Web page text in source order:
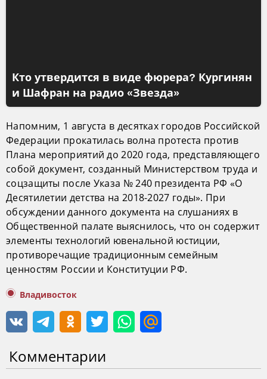
Кто утвердится в виде фюрера? Кургинян
и Шафран на радио «Звезда»
Напомним, 1 августа в десятках городов Российской
Федерации прокатилась волна протеста против
Плана мероприятий до 2020 года, представляющего
собой документ, созданный Министерством труда и
соцзащиты после Указа № 240 президента РФ «О
Десятилетии детства на 2018-2027 годы». При
обсуждении данного документа на слушаниях в
Общественной палате выяснилось, что он содержит
элементы технологий ювенальной юстиции,
противоречащие традиционным семейным
ценностям России и Конституции РФ.
Владивосток
Комментарии